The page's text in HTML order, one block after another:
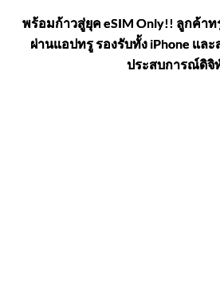
พร้อมก้าวสู่ยุค eSIM Only!! ลูกค้าท
ผ่านแอปทรู รองรับทั้ง iPhone แล
ประสบการณ์ดิจิ